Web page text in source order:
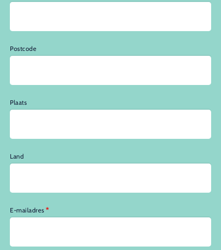
Postcode
Plaats
Land
E-mailadres